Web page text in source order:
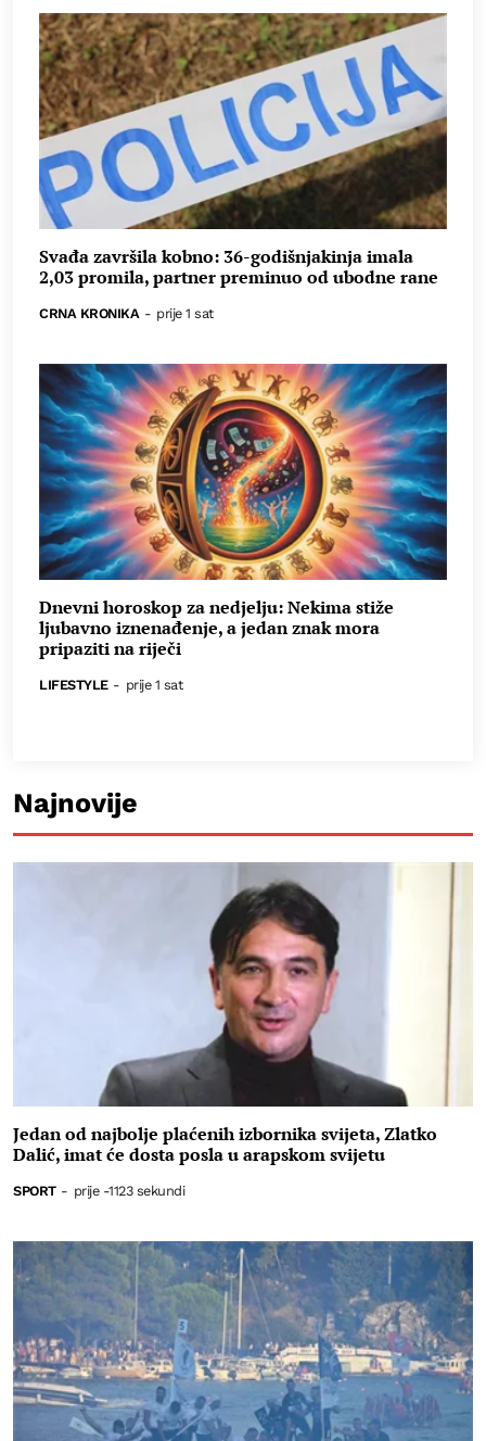
Svađa završila kobno: 36-godišnjakinja imala
2,03 promila, partner preminuo od ubodne rane
CRNA KRONIKA - prije 1 sat
Dnevni horoskop za nedjelju: Nekima stiže
ljubavno iznenađenje, a jedan znak mora
pripaziti na riječi
LIFESTYLE - prije 1 sat
Najnovije
Jedan od najbolje plaćenih izbornika svijeta, Zlatko
Dalić, imat će dosta posla u arapskom svijetu
SPORT - prije -1123 sekundi